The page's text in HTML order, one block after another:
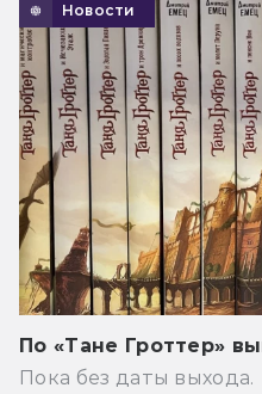
Новости
По «Тане Гроттер»
Пока без даты выхода.